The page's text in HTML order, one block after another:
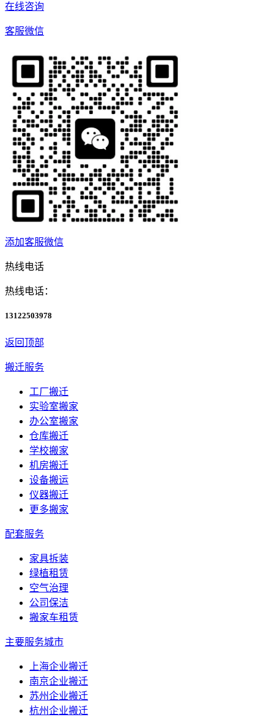
在线咨询
客服微信
添加客服微信
热线电话
热线电话：
13122503978
返回顶部
搬迁服务
工厂搬迁
实验室搬家
办公室搬家
仓库搬迁
学校搬家
机房搬迁
设备搬运
仪器搬迁
更多搬家
配套服务
家具拆装
绿植租赁
空气治理
公司保洁
搬家车租赁
主要服务城市
上海企业搬迁
南京企业搬迁
苏州企业搬迁
杭州企业搬迁